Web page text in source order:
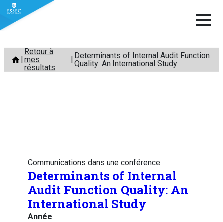
Aller
contenu
Retour à
mes
résultats
Determinants of Internal Audit Function
Quality: An International Study
Communications dans une conférence
Determinants of Internal
Audit Function Quality: An
International Study
Année